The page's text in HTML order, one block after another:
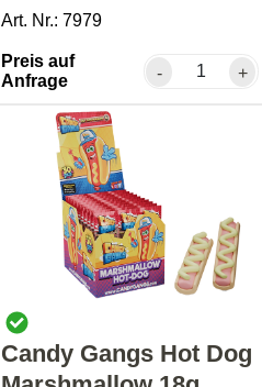
Art. Nr.: 7979
Preis auf
Anfrage
- +
Candy Gangs Hot Dog